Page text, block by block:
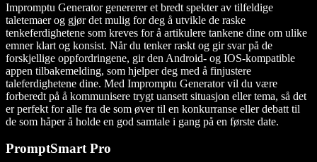
Impromptu Generator genererer et bredt spekter av tilfeldige
taletemaer og gjør det mulig for deg å utvikle de raske
tenkeferdighetene som kreves for å artikulere tankene dine om ulike
emner klart og konsist. Når du tenker raskt og gir svar på de
forskjellige oppfordringene, gir den Android- og IOS-kompatible
appen tilbakemelding, som hjelper deg med å finjustere
taleferdighetene dine. Med Impromptu Generator vil du være
forberedt på å kommunisere trygt uansett situasjon eller tema, så det
er perfekt for alle fra de som øver til en konkurranse eller debatt til
de som håper å holde en god samtale i gang på en første date.
PromptSmart Pro